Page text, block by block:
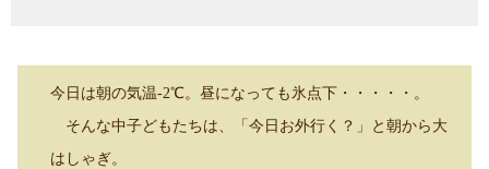
今日は朝の気温-2℃。昼になっても氷点下・・・・・。
そんな中子どもたちは、「今日お外行く？」と朝から大
はしゃぎ。